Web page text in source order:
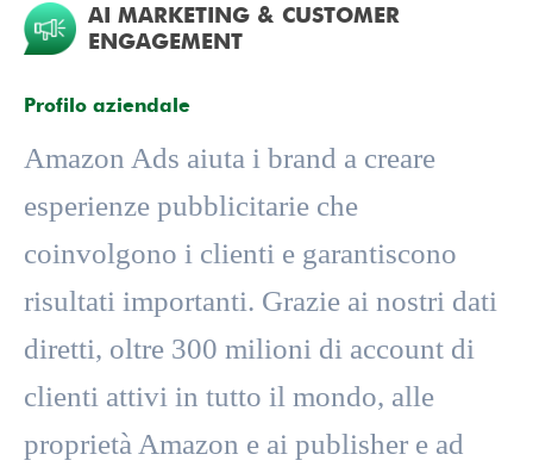
AI MARKETING & CUSTOMER
ENGAGEMENT
Profilo aziendale
Amazon Ads aiuta i brand a creare
esperienze pubblicitarie che
coinvolgono i clienti e garantiscono
risultati importanti. Grazie ai nostri dati
diretti, oltre 300 milioni di account di
clienti attivi in tutto il mondo, alle
proprietà Amazon e ai publisher e ad